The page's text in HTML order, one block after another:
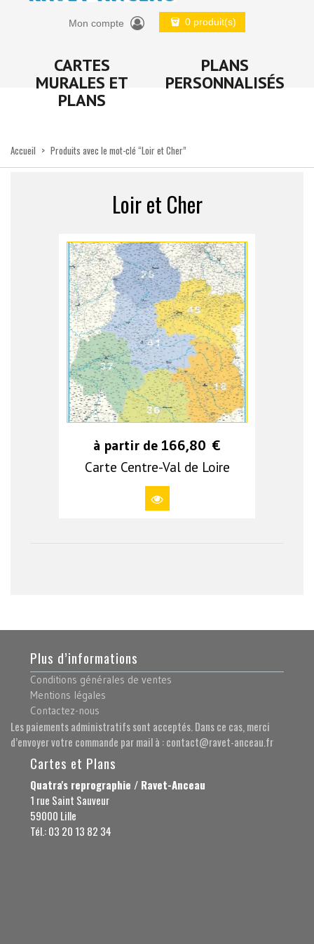
Mon compte 0 produit(s)
CARTES
MURALES ET
PLANS
PLANS
PERSONNALISÉS
Accueil > Produits avec le mot-clé “Loir et Cher”
Loir et Cher
à partir de 166,80 €
Carte Centre-Val de Loire
Plus d’informations
Conditions générales de ventes
Mentions légales
Contactez-nous
Les paiements administratifs sont acceptés. Dans ce cas, merci
d’envoyer votre commande par mail à : contact@ravet-anceau.fr
Cartes et Plans
Quatra's reprographie / Ravet-Anceau
1 rue Saint Sauveur
59000 Lille
Tél.: 03 20 13 82 34